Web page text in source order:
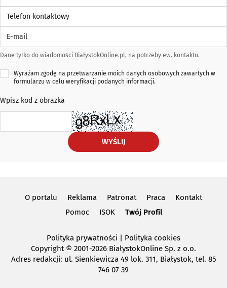
Telefon kontaktowy
Dane tylko do wiadomości BiałystokOnline.pl, na potrzeby ew. kontaktu.
Wyrażam zgodę na przetwarzanie moich danych osobowych zawartych w
formularzu w celu weryfikacji podanych informacji.
Wpisz kod z obrazka
WYŚLIJ
O portalu Reklama Patronat Praca
Kontakt
Pomoc
ISOK Twój Profil
Polityka prywatności | Polityka cookies
Copyright © 2001-2026 BiałystokOnline Sp. z o.o.
Adres redakcji: ul. Sienkiewicza 49 lok. 311, Białystok, tel. 85
746 07 39